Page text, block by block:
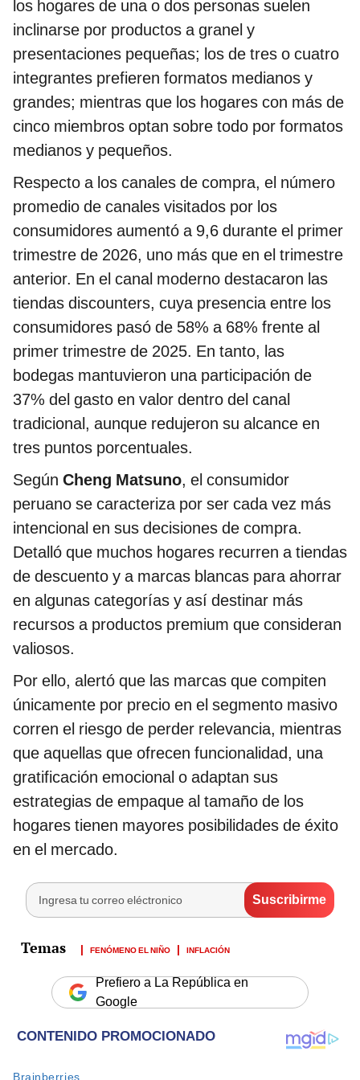
los hogares de una o dos personas suelen
inclinarse por productos a granel y
presentaciones pequeñas; los de tres o cuatro
integrantes prefieren formatos medianos y
grandes; mientras que los hogares con más de
cinco miembros optan sobre todo por formatos
medianos y pequeños.
Respecto a los canales de compra, el número
promedio de canales visitados por los
consumidores aumentó a 9,6 durante el primer
trimestre de 2026, uno más que en el trimestre
anterior. En el canal moderno destacaron las
tiendas discounters, cuya presencia entre los
consumidores pasó de 58% a 68% frente al
primer trimestre de 2025. En tanto, las
bodegas mantuvieron una participación de
37% del gasto en valor dentro del canal
tradicional, aunque redujeron su alcance en
tres puntos porcentuales.
Según Cheng Matsuno, el consumidor
peruano se caracteriza por ser cada vez más
intencional en sus decisiones de compra.
Detalló que muchos hogares recurren a tiendas
de descuento y a marcas blancas para ahorrar
en algunas categorías y así destinar más
recursos a productos premium que consideran
valiosos.
Por ello, alertó que las marcas que compiten
únicamente por precio en el segmento masivo
corren el riesgo de perder relevancia, mientras
que aquellas que ofrecen funcionalidad, una
gratificación emocional o adaptan sus
estrategias de empaque al tamaño de los
hogares tienen mayores posibilidades de éxito
en el mercado.
FENÓMENO EL NIÑO INFLACIÓN
Prefiero a La República en
Google